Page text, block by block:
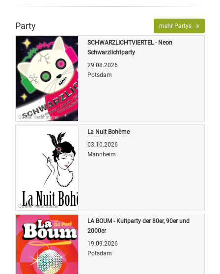
Party mehr Partys
Quelle: Veranstalter
SCHWARZLICHTVIERTEL - Neon
Schwarzlichtparty
29.08.2026
Potsdam
Quelle: Veranstalter
La Nuit Bohème
03.10.2026
Mannheim
LA BOUM - Kultparty der 80er, 90er und
2000er
19.09.2026
Potsdam